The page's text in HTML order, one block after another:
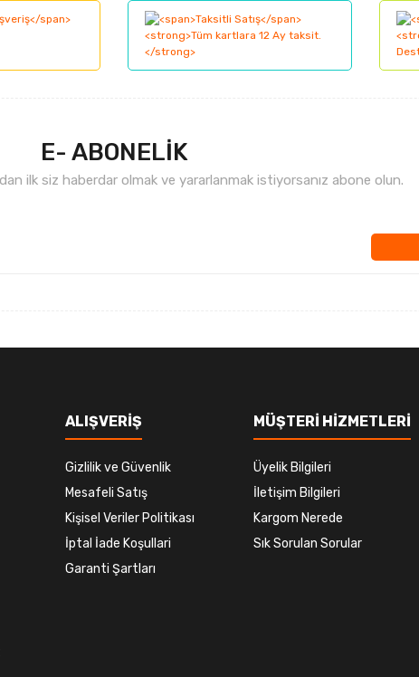
E- ABONELİK
ilk siz haberdar olmak ve yararlanmak istiyorsanız abone olun.
ALIŞVERİŞ
Gizlilik ve Güvenlik
Mesafeli Satış
Kişisel Veriler Politikası
İptal İade Koşullari
Garanti Şartları
MÜŞTERİ HİZMETLERİ
Üyelik Bilgileri
İletişim Bilgileri
Kargom Nerede
Sık Sorulan Sorular